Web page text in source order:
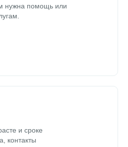
нужна помощь или
и сроке
контакты